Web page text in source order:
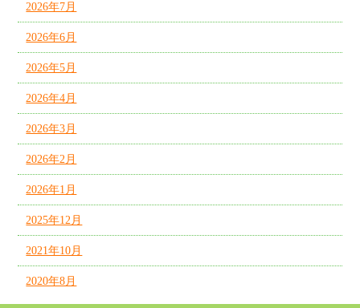
2026年7月
2026年6月
2026年5月
2026年4月
2026年3月
2026年2月
2026年1月
2025年12月
2021年10月
2020年8月